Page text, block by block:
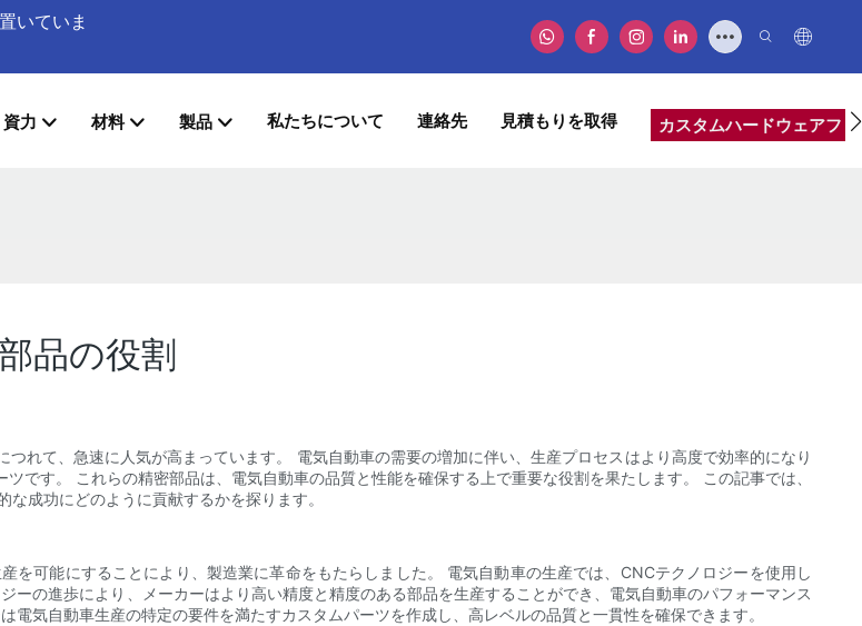
いていま
資力 材料 製品 私たちについて 連絡先 見積もりを取得 カスタムハードウェアフ
品の役割
れて、急速に人気が高まっています。 電気自動車の需要の増加に伴い、生産プロセスはより高度で効率的になり
です。 これらの精密部品は、電気自動車の品質と性能を確保する上で重要な役割を果たします。 この記事では、
成功にどのように貢献するかを探ります。
可能にすることにより、製造業に革命をもたらしました。 電気自動車の生産では、CNCテクノロジーを使用し
の進歩により、メーカーはより高い精度と精度のある部品を生産することができ、電気自動車のパフォーマンス
気自動車生産の特定の要件を満たすカスタムパーツを作成し、高レベルの品質と一貫性を確保できます。